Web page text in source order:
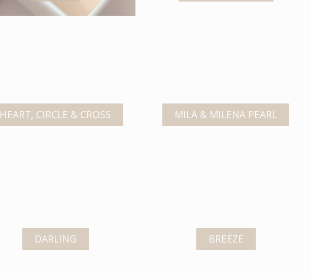
HEART, CIRCLE & CROSS MILA & MILENA PEARL
DARLING BREEZE